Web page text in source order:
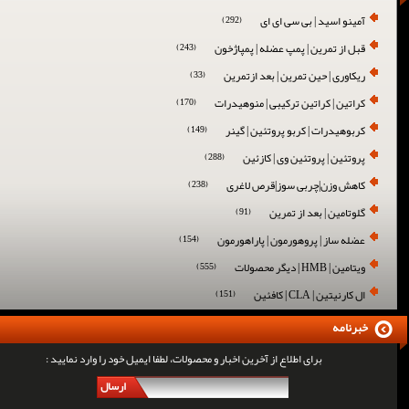
آمینو اسید | بی سی ای ای (292)
قبل از تمرین | پمپ عضله | پمپاژخون (243)
ریکاوری | حین تمرین | بعد ازتمرین (33)
کراتین | کراتین ترکیبی | منوهیدرات (170)
کربوهیدرات | کربو پروتئین | گینر (149)
پروتئین | پروتئین وی | کازئین (288)
کاهش وزن|چربی سوز|قرص لاغری (238)
گلوتامین | بعد از تمرین (91)
عضله ساز | پروهورمون | پاراهورمون (154)
ویتامین | HMB | دیگر محصولات (555)
ال کارنیتین | CLA | کافئین (151)
برای اطلاع از آخرین اخبار و محصولات، لطفا ایمیل خود را وارد نمایید :
ارسال
خبرنامه